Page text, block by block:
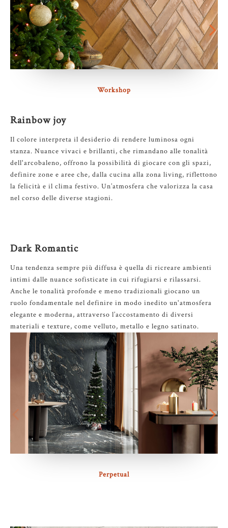
Workshop
Rainbow joy
Il colore interpreta il desiderio di rendere luminosa ogni
stanza. Nuance vivaci e brillanti, che rimandano alle tonalità
dell'arcobaleno, offrono la possibilità di giocare con gli spazi,
definire zone e aree che, dalla cucina alla zona living, riflettono
la felicità e il clima festivo. Un’atmosfera che valorizza la casa
nel corso delle diverse stagioni.
Dark Romantic
Una tendenza sempre più diffusa è quella di ricreare ambienti
intimi dalle nuance sofisticate in cui rifugiarsi e rilassarsi.
Anche le tonalità profonde e meno tradizionali giocano un
ruolo fondamentale nel definire in modo inedito un'atmosfera
elegante e moderna, attraverso l’accostamento di diversi
materiali e texture, come velluto, metallo e legno satinato.
Perpetual